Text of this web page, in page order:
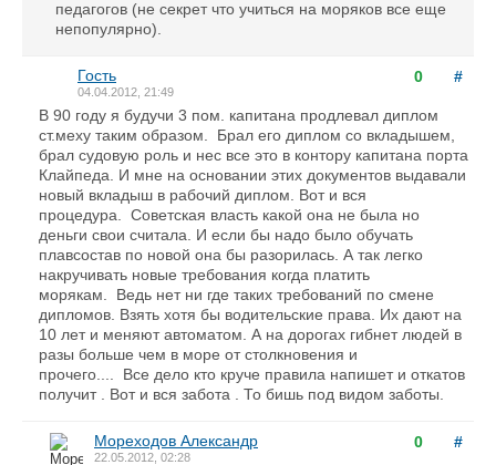
педагогов (не секрет что учиться на моряков все еще
непопулярно).
0 #
Гость
04.04.2012, 21:49
В 90 году я будучи 3 пом. капитана продлевал диплом
ст.меху таким образом. Брал его диплом со вкладышем,
брал судовую роль и нес все это в контору капитана порта
Клайпеда. И мне на основании этих документов выдавали
новый вкладыш в рабочий диплом. Вот и вся
процедура. Советская власть какой она не была но
деньги свои считала. И если бы надо было обучать
плавсостав по новой она бы разорилась. А так легко
накручивать новые требования когда платить
морякам. Ведь нет ни где таких требований по смене
дипломов. Взять хотя бы водительские права. Их дают на
10 лет и меняют автоматом. А на дорогах гибнет людей в
разы больше чем в море от столкновения и
прочего.... Все дело кто круче правила напишет и откатов
получит . Вот и вся забота . То бишь под видом заботы.
0 #
Мореходов Александр
22.05.2012, 02:28